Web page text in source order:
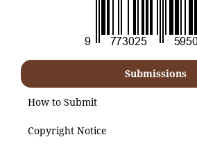
Submissions
How to Submit
Copyright Notice